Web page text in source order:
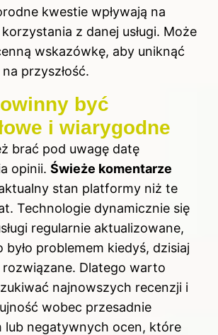
kwestie wpływają na
z danej usługi. Może
wskazówkę, aby uniknąć
przyszłość.
być
i wiarygodne
brać pod uwagę datę
opinii. Świeże komentarze
stan platformy niż te
Technologie dynamicznie się
regularnie aktualizowane,
problemem kiedyś, dzisiaj
Dlatego warto
najnowszych recenzji i
wobec przesadnie
lub negatywnych ocen, które